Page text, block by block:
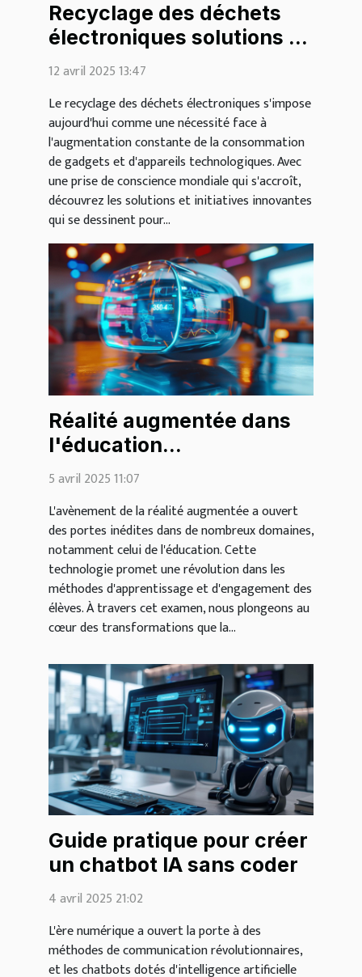
Recyclage des déchets
électroniques solutions et
initiatives pour un avenir
12 avril 2025 13:47
Le recyclage des déchets électroniques s'impose
aujourd'hui comme une nécessité face à
l'augmentation constante de la consommation
de gadgets et d'appareils technologiques. Avec
une prise de conscience mondiale qui s'accroît,
découvrez les solutions et initiatives innovantes
qui se dessinent pour...
Réalité augmentée dans
l'éducation
transformation de
engagement
5 avril 2025 11:07
L'avènement de la réalité augmentée a ouvert
des portes inédites dans de nombreux domaines,
notamment celui de l'éducation. Cette
technologie promet une révolution dans les
méthodes d'apprentissage et d'engagement des
élèves. À travers cet examen, nous plongeons au
cœur des transformations que la...
Guide pratique pour créer
un chatbot IA sans coder
4 avril 2025 21:02
L'ère numérique a ouvert la porte à des
méthodes de communication révolutionnaires,
et les chatbots dotés d'intelligence artificielle